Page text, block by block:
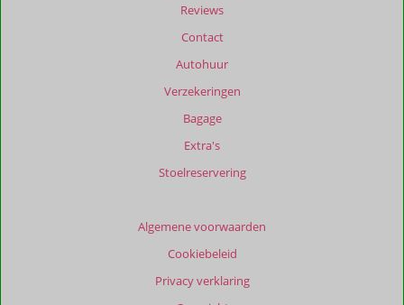
Reviews
Contact
Autohuur
Verzekeringen
Bagage
Extra's
Stoelreservering
Algemene voorwaarden
Cookiebeleid
Privacy verklaring